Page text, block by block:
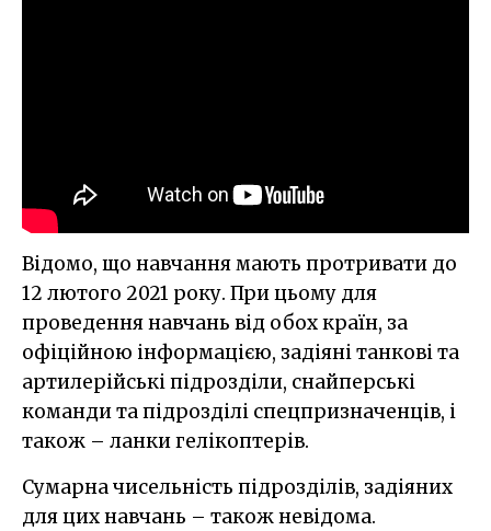
Відомо, що навчання мають протривати до
12 лютого 2021 року. При цьому для
проведення навчань від обох країн, за
офіційною інформацією, задіяні танкові та
артилерійські підрозділи, снайперські
команди та підрозділі спецпризначенців, і
також – ланки гелікоптерів.
Сумарна чисельність підрозділів, задіяних
для цих навчань – також невідома.